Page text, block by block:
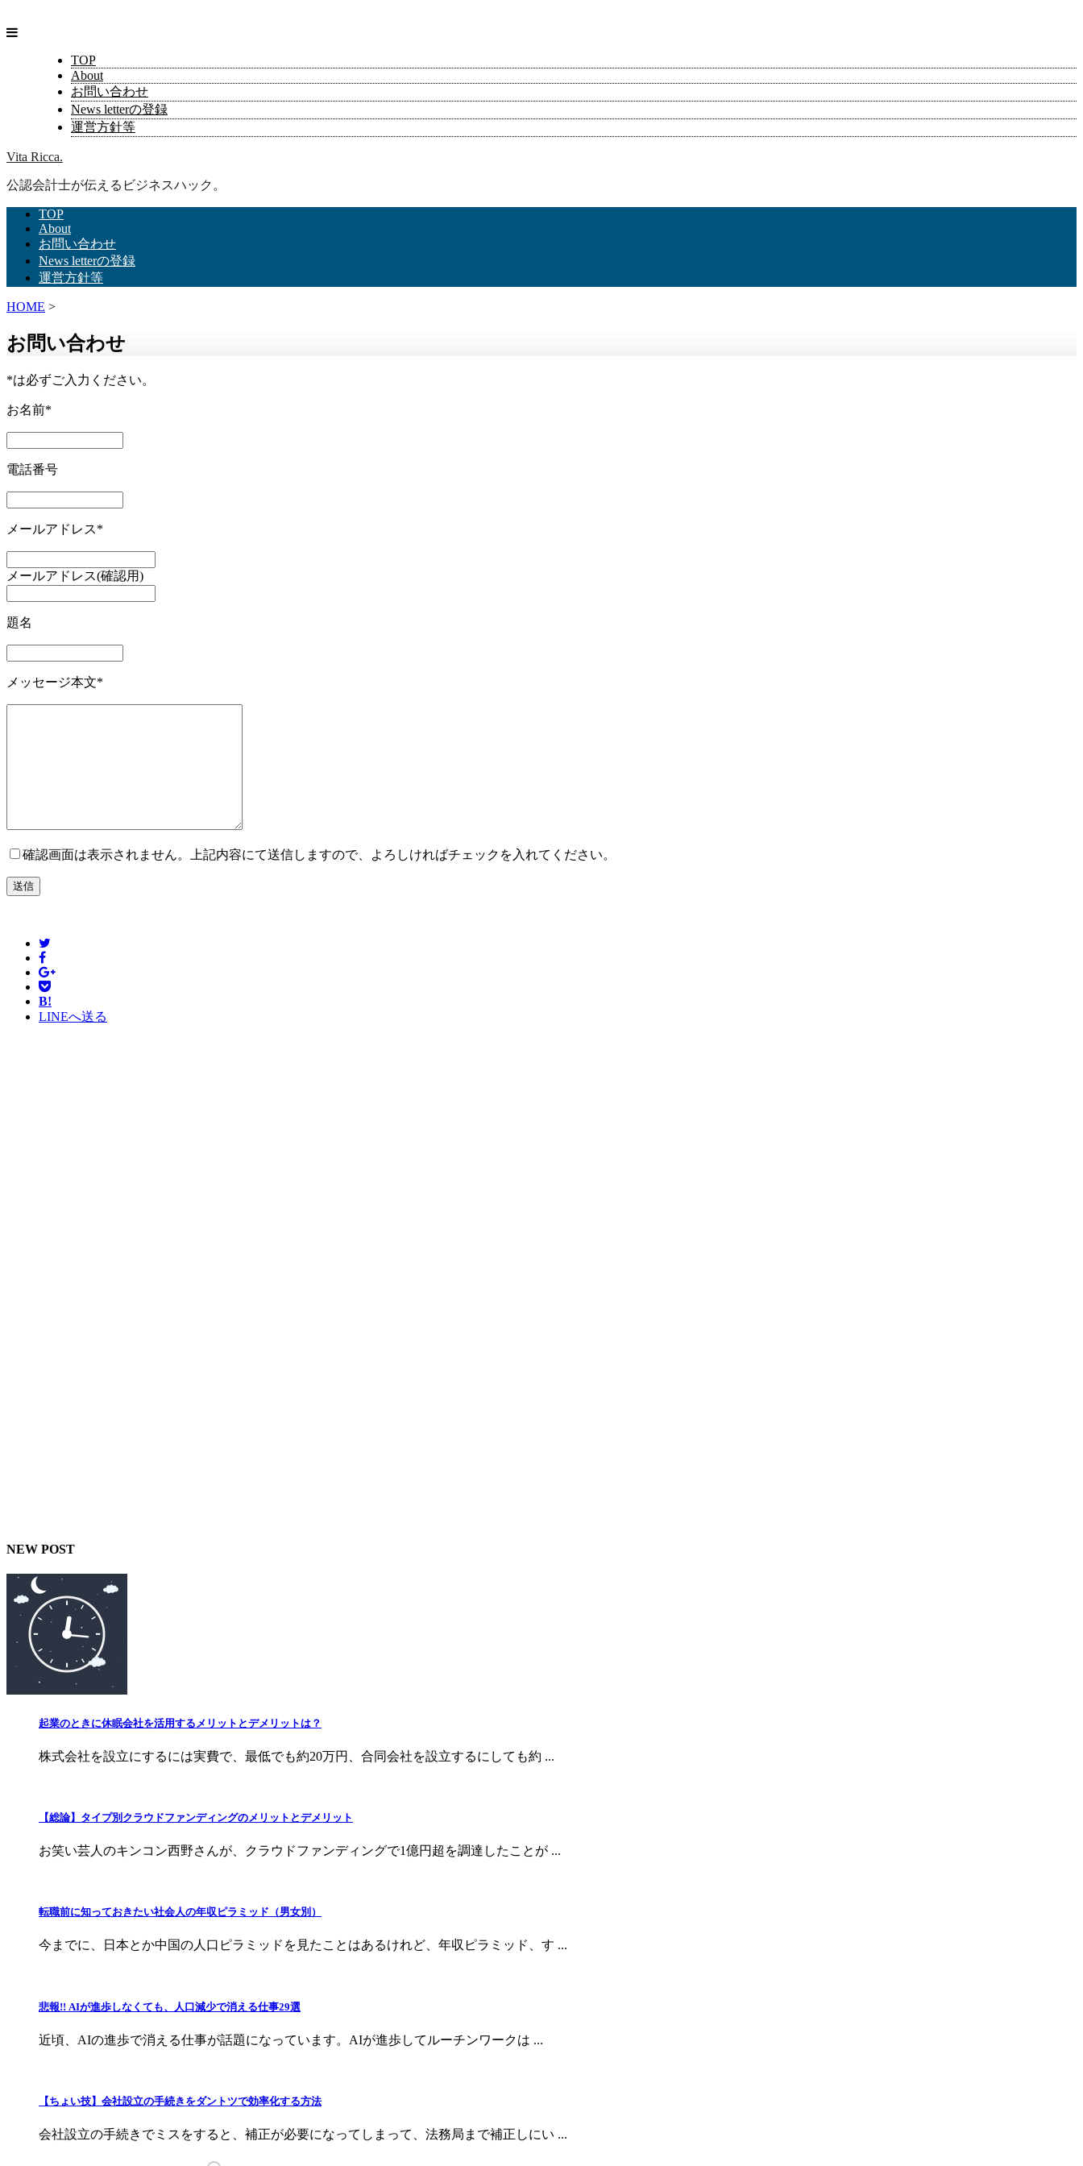
TOP
About
お問い合わせ
News letterの登録
運営方針等
Vita Ricca.
公認会計士が伝えるビジネスハック。
TOP
About
お問い合わせ
News letterの登録
運営方針等
HOME >
お問い合わせ
*は必ずご入力ください。
お名前*
電話番号
メールアドレス*
メールアドレス(確認用)
題名
メッセージ本文*
確認画面は表示されません。上記内容にて送信しますので、よろしければチェックを入れてください。
B!
LINEへ送る
NEW POST
起業のときに休眠会社を活用するメリットとデメリットは？
株式会社を設立にするには実費で、最低でも約20万円、合同会社を設立するにしても約 ...
【総論】タイプ別クラウドファンディングのメリットとデメリット
お笑い芸人のキンコン西野さんが、クラウドファンディングで1億円超を調達したことが ...
転職前に知っておきたい社会人の年収ピラミッド（男女別）
今までに、日本とか中国の人口ピラミッドを見たことはあるけれど、年収ピラミッド、す ...
悲報!! AIが進歩しなくても、人口減少で消える仕事29選
近頃、AIの進歩で消える仕事が話題になっています。AIが進歩してルーチンワークは ...
【ちょい技】会社設立の手続きをダントツで効率化する方法
会社設立の手続きでミスをすると、補正が必要になってしまって、法務局まで補正しにい ...